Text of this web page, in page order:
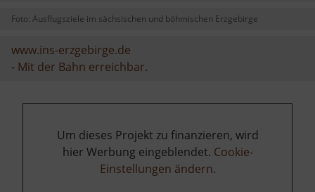
Foto: Ausflugsziele im sächsischen und böhmischen Erzgebirge
www.ins-erzgebirge.de
- Mit der Bahn erreichbar.
Um dieses Projekt zu finanzieren, wird
hier Werbung eingeblendet. Cookie-
Einstellungen ändern.